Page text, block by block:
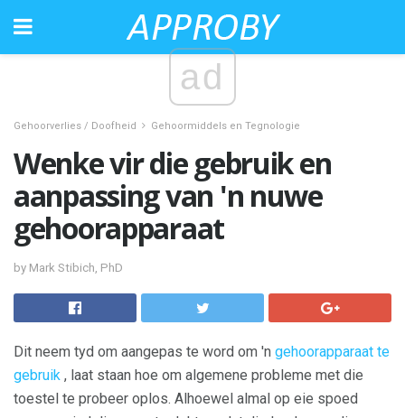
ad
Gehoorverlies / Doofheid Gehoormiddels en Tegnologie
Wenke vir die gebruik en
aanpassing van 'n nuwe
gehoorapparaat
by Mark Stibich, PhD
Dit neem tyd om aangepas te word om 'n gehoorapparaat te
gebruik , laat staan ​​hoe om algemene probleme met die
toestel te probeer oplos. Alhoewel almal op eie spoed